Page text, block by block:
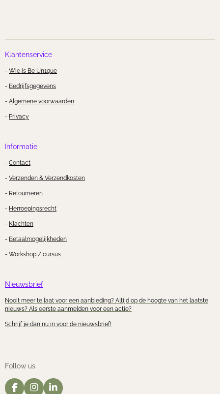
Klantenservice
- Wie is Be Un1que
- Bedrijfsgegevens
- Algemene voorwaarden
- Privacy
Informatie
- Contact
- Verzenden & Verzendkosten
- Retourneren
- Herroepingsrecht
- Klachten
- Betaalmogelijkheden
- Workshop / cursus
Nieuwsbrief
Nooit meer te laat voor een aanbieding? Altijd op de hoogte van het laatste
nieuws? Als eerste aanmelden voor een actie?
Schrijf je dan nu in voor de nieuwsbrief!
Follow us
F I L